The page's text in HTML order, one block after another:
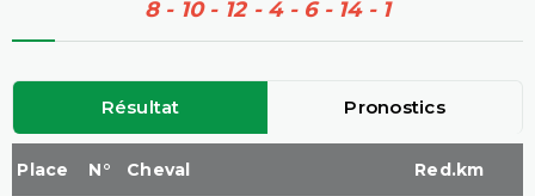
8 - 10 - 12 - 4 - 6 - 14 - 1
Résultat Pronostics
Place N° Cheval Red.km